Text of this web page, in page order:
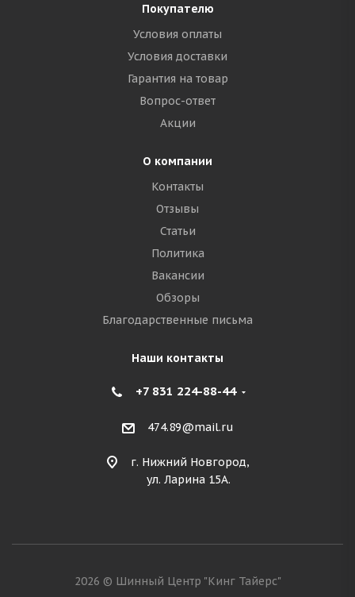
Покупателю
Условия оплаты
Условия доставки
Гарантия на товар
Вопрос-ответ
Акции
О компании
Контакты
Отзывы
Статьи
Политика
Вакансии
Обзоры
Благодарственные письма
Наши контакты
+7 831 224-88-44
474.89@mail.ru
г. Нижний Новгород,
ул. Ларина 15А.
2026 © Шинный Центр "Кинг Тайерс"